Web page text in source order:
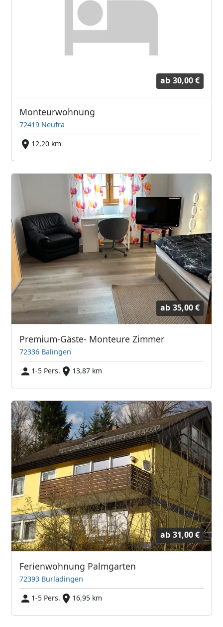
ab 30,00 €
Monteurwohnung
72419 Neufra
12,20 km
ab 35,00 €
Premium-Gäste- Monteure Zimmer
72336 Balingen
1-5 Pers.
13,87 km
ab 31,00 €
Ferienwohnung Palmgarten
72393 Burladingen
1-5 Pers.
16,95 km